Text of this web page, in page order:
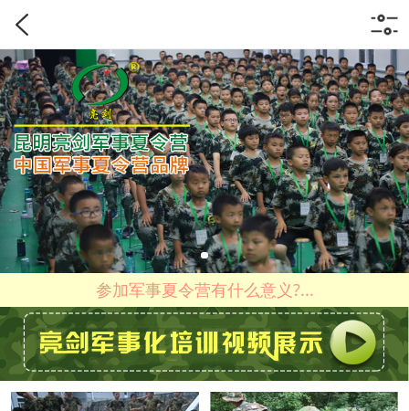
参加军事夏令营有什么意义?...